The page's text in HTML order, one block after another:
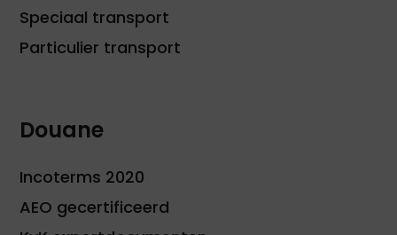
Speciaal transport
Particulier transport
Douane
Incoterms 2020
AEO gecertificeerd